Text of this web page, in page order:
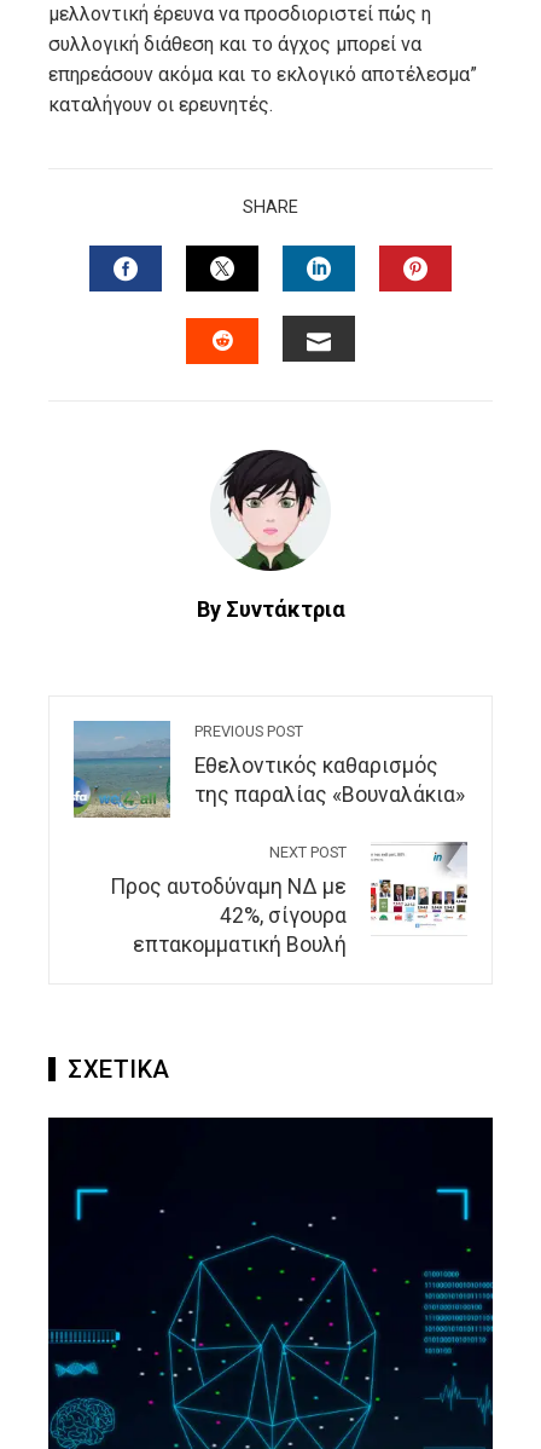
μελλοντική έρευνα να προσδιοριστεί πώς η
συλλογική διάθεση και το άγχος μπορεί να
επηρεάσουν ακόμα και το εκλογικό αποτέλεσμα”
καταλήγουν οι ερευνητές.
SHARE
FACEBOOKTWITTERLINKEDIN
By Συντάκτρια
PREVIOUS POST
Εθελοντικός καθαρισμός
της παραλίας «Βουναλάκια»
NEXT POST
Προς αυτοδύναμη ΝΔ με
42%, σίγουρα
επτακομματική Βουλή
ΣΧΕΤΙΚΑ